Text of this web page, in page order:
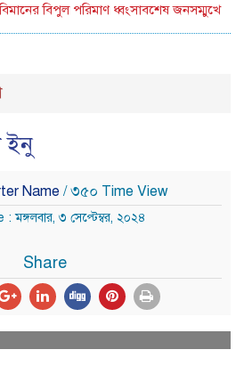
বিপুল পরিমাণ ধ্বংসাবশেষ জনসম্মুখে আনল
ইনু
Name / ৩৫০ Time View
মঙ্গলবার, ৩ সেপ্টেম্বর, ২০২৪
Share